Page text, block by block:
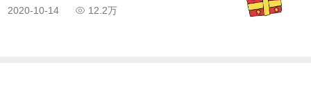
2020-10-14 12.2万